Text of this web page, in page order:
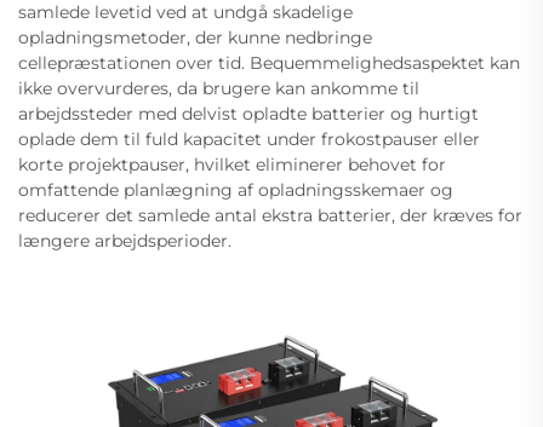
samlede levetid ved at undgå skadelige
opladningsmetoder, der kunne nedbringe
cellepræstationen over tid. Bequemmelighedsaspektet kan
ikke overvurderes, da brugere kan ankomme til
arbejdssteder med delvist opladte batterier og hurtigt
oplade dem til fuld kapacitet under frokostpauser eller
korte projektpauser, hvilket eliminerer behovet for
omfattende planlægning af opladningsskemaer og
reducerer det samlede antal ekstra batterier, der kræves for
længere arbejdsperioder.